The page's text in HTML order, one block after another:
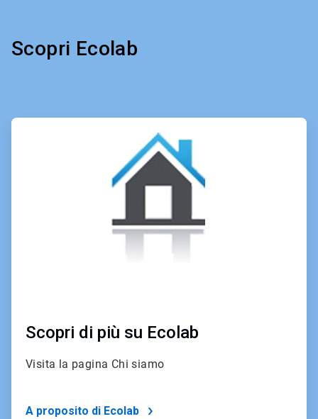
Scopri Ecolab
ArticleTile
Scopri di più su Ecolab
Visita la pagina Chi siamo
A proposito di Ecolab